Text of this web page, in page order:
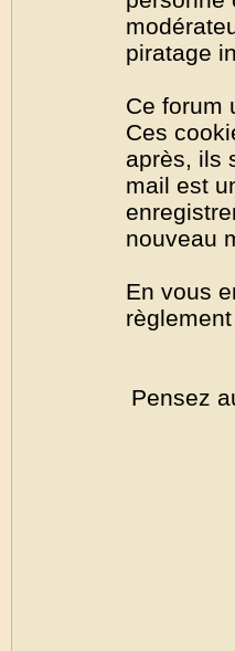
piratage
Ce forum
Ces
après, ils
mail est
nouveau
En vous
Pensez